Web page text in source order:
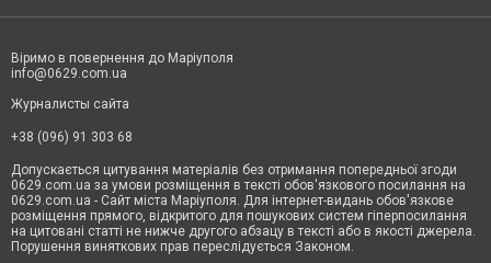
Віримо в повернення до Маріуполя
info@0629.com.ua
Журналисты сайта
+38 (096) 91 303 68
Допускається цитування матеріалів без отримання попередньої згоди
0629.com.ua за умови розміщення в тексті обов'язкового посилання на
0629.com.ua - Сайт міста Маріуполя. Для інтернет-видань обов'язкове
розміщення прямого, відкритого для пошукових систем гіперпосилання
на цитовані статті не нижче другого абзацу в тексті або в якості джерела.
Порушення виняткових прав переслідується Законом.